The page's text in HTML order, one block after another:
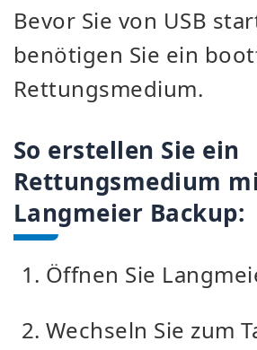
Bevor Sie von USB
benötigen Sie ein
Rettungsmedium.
So erstellen Sie ein
Rettungsmedium
Langmeier Backup:
Öffnen Sie
Wechseln Sie zum